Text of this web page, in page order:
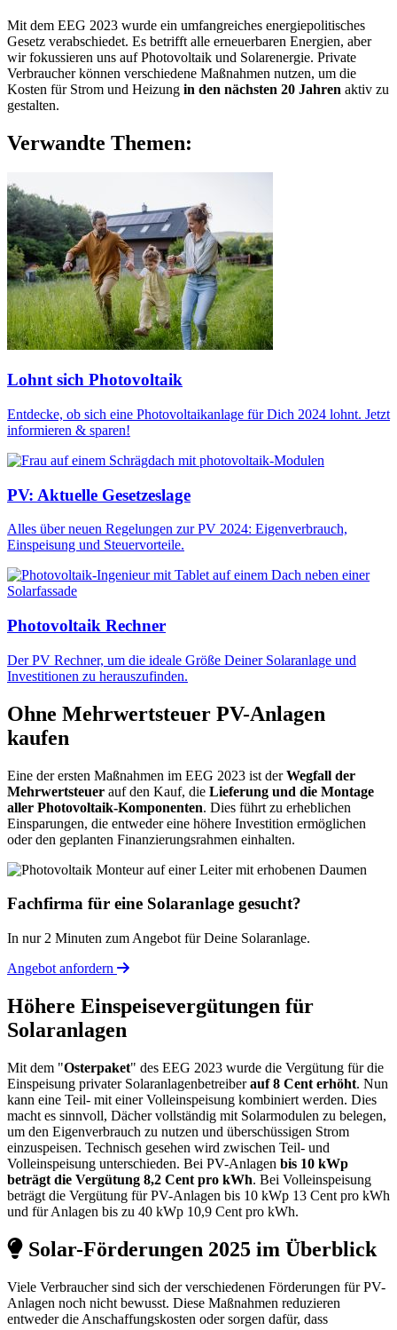
Mit dem EEG 2023 wurde ein umfangreiches energiepolitisches
Gesetz verabschiedet. Es betrifft alle erneuerbaren Energien, aber
wir fokussieren uns auf Photovoltaik und Solarenergie. Private
Verbraucher können verschiedene Maßnahmen nutzen, um die
Kosten für Strom und Heizung in den nächsten 20 Jahren aktiv zu
gestalten.
Verwandte Themen:
Lohnt sich Photovoltaik
Entdecke, ob sich eine Photovoltaikanlage für Dich 2024 lohnt. Jetzt
informieren & sparen!
PV: Aktuelle Gesetzeslage
Alles über neuen Regelungen zur PV 2024: Eigenverbrauch,
Einspeisung und Steuervorteile.
Photovoltaik Rechner
Der PV Rechner, um die ideale Größe Deiner Solaranlage und
Investitionen zu herauszufinden.
Ohne Mehrwertsteuer PV-Anlagen
kaufen
Eine der ersten Maßnahmen im EEG 2023 ist derWegfall der
Mehrwertsteuer auf den Kauf, die Lieferung und die Montage
aller Photovoltaik-Komponenten. Dies führt zu erheblichen
Einsparungen, die entweder eine höhere Investition ermöglichen
oder den geplanten Finanzierungsrahmen einhalten.
Fachfirma für eine Solaranlage gesucht?
In nur 2 Minuten zum Angebot für Deine Solaranlage.
Angebot anfordern
Höhere Einspeisevergütungen für
Solaranlagen
Mit dem "Osterpaket" des EEG 2023 wurde die Vergütung für die
Einspeisung privater Solaranlagenbetreiberauf 8 Cent erhöht. Nun
kann eine Teil- mit einer Volleinspeisung kombiniert werden. Dies
macht es sinnvoll, Dächer vollständig mit Solarmodulen zu belegen,
um den Eigenverbrauch zu nutzen und überschüssigen Strom
einzuspeisen. Technisch gesehen wird zwischen Teil- und
Volleinspeisung unterschieden. Bei PV-Anlagen bis 10 kWp
beträgt die Vergütung 8,2 Cent pro kWh. Bei Volleinspeisung
beträgt die Vergütung für PV-Anlagen bis 10 kWp 13 Cent pro kWh
und für Anlagen bis zu 40 kWp 10,9 Cent pro kWh.
Solar-Förderungen 2025 im Überblick
Viele Verbraucher sind sich der verschiedenen Förderungen für PV-
Anlagen noch nicht bewusst. Diese Maßnahmen reduzieren
entweder die Anschaffungskosten oder sorgen dafür, dass